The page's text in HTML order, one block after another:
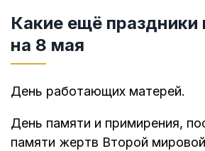
Какие ещё
на 8 мая
День работающих матерей.
День памяти и примирения,
памяти жертв Второй